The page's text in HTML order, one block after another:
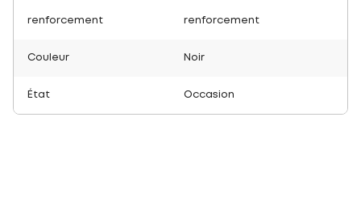
renforcement renforcement
Couleur Noir
État Occasion